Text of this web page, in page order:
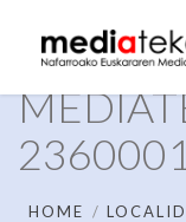
HOME